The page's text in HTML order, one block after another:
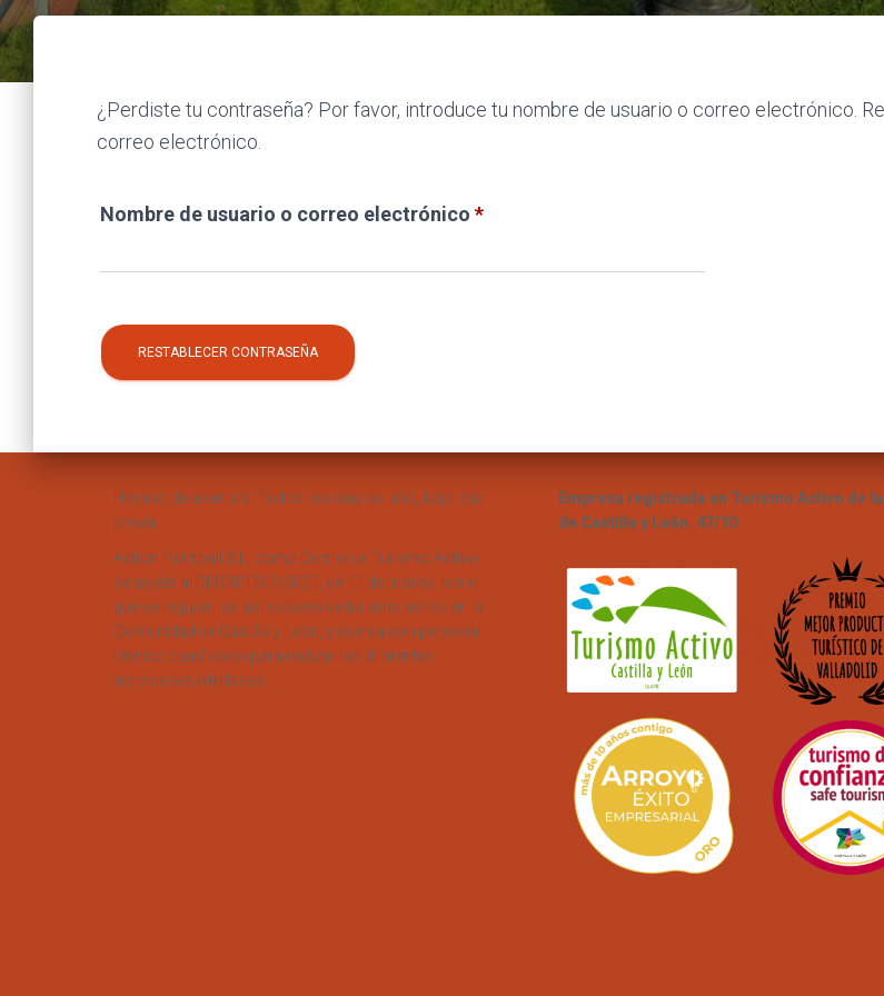
¿Perdiste tu contraseña? Por favor, introduce tu nombre de usuario o correo electrónico.
correo electrónico.
Nombre de usuario o correo electrónico *Obligatorio
RESTABLECER CONTRASEÑA
Horario de apertura: Todos los días del año, bajo cita
previa.
Action Paintball S.L, como Centro de Turismo Activo
se ajusta al DECRETO 7/2021, de 11 de marzo, por el
que se regulan las actividades de turismo activo en la
Comunidad de Castilla y León, y cuenta con personal
técnico cualificado para realizar las diferentes
actividades ofertadas.
Empresa registrada en Turismo Activo de
de Castilla y León. 47/10